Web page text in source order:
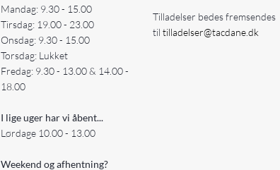
Mandag: 9.30 - 15.00
Tirsdag: 19.00 - 23.00
Onsdag: 9.30 - 15.00
Torsdag: Lukket
Fredag: 9.30 - 13.00 & 14.00 -
18.00
I lige uger har vi åbent...
Lørdage 10.00 - 13.00
Weekend og afhentning?
Tilladelser bedes fremsendes
til tilladelser@tacdane.dk